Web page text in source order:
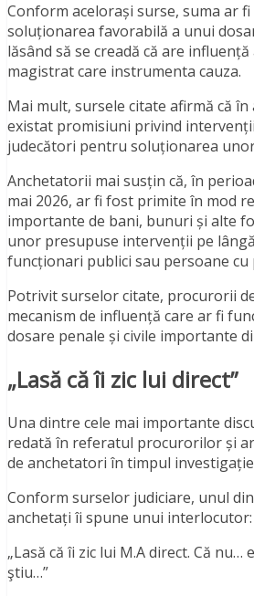
Conform acelorași surse, suma ar
soluționarea favorabilă a unui
lăsând să se creadă că are
magistrat care instrumenta cauza.
Mai mult, sursele citate afirmă că în
existat promisiuni privind
judecători pentru soluționarea
Anchetatorii mai susțin că, în
mai 2026, ar fi fost primite în mod
importante de bani, bunuri și alte
unor presupuse intervenții pe
funcționari publici sau persoane cu
Potrivit surselor citate, procurorii
mecanism de influență care ar fi
dosare penale și civile importante
„Lasă că îi zic lui direct”
Una dintre cele mai importante
redată în referatul procurorilor și
de anchetatori în timpul
Conform surselor judiciare, unul
anchetați îi spune unui interlocutor:
„Lasă că îi zic lui M.A direct. Că nu…
ştiu…”